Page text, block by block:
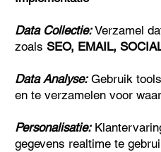
Data Collectie:Verzamel
zoalsSEO, EMAIL,
Data Analyse:Gebruik
en te verzamelen voor
Personalisatie:
gegevens realtime te